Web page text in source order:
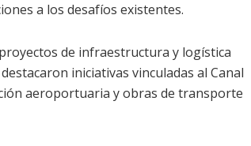
a los desafíos existentes.
de infraestructura y logística
iniciativas vinculadas al Canal
aeroportuaria y obras de transporte